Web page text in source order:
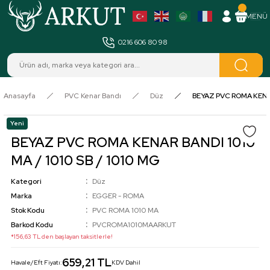
0216 606 80 98
MENÜ
Anasayfa PVC Kenar Bandı Düz BEYAZ PVC ROMA
Yeni
BEYAZ PVC ROMA KENAR BANDI 1010
MA / 1010 SB / 1010 MG
Kategori
Düz
Marka
EGGER - ROMA
Stok Kodu
PVC ROMA 1010 MA
Barkod Kodu
PVCROMA1010MAARKUT
*156,63 TL den başlayan taksitlerle!
Havale/Eft Fiyatı:659,21 TLKDV Dahil